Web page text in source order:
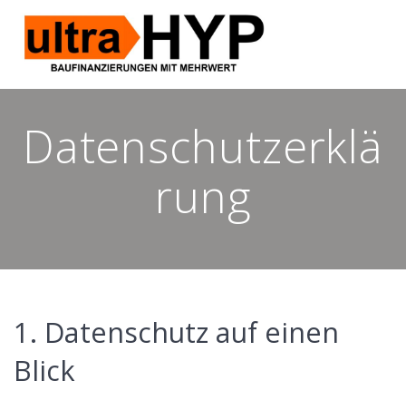
to
content
Datenschutzerklä
rung
1. Datenschutz auf einen
Blick